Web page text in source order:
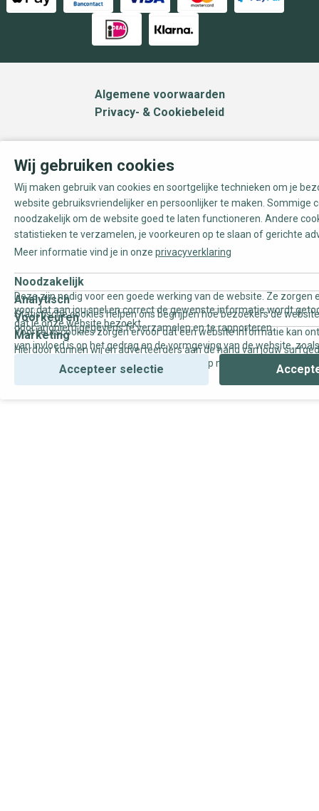
Algemene voorwaarden
Privacy- & Cookiebeleid
Wij gebruiken cookies
Wij maken gebruik van cookies en soortgelijke technieken om je
website gebruiksvriendelijker en persoonlijker te maken. Sommige
noodzakelijk om de website goed te laten functioneren. Andere
statistieken te verzamelen, je voorkeuren op te slaan of gerichte
Meer informatie vind je in onze privacyverklaring
Noodzakelijk
Deze zijn nodig voor een goede werking van de website. Ze zorgen
voor dat aan jou snel en correct de gewenste informatie wordt
dat je onze website bezoekt.
Analytisch
Statistische cookies helpen ons begrijpen hoe bezoekers de
door anoniem gegevens te verzamelen en te rapporteren.
Voorkeuren
Voorkeurscookies zorgen ervoor dat een website informatie kan
van invloed is op het gedrag en de vormgeving van de website,
Marketing
Hierdoor kunnen wij en adverteerders aan de hand van jouw
gepersonaliseerde online advertenties en op maat gemaakte
Accepteer selectie